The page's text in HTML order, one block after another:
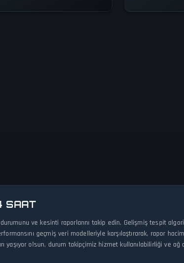
SAAT
ve kesinti raporlarını takip edin. Gelişmiş tespit
geçmiş veri modelleriyle karşılaştırarak, rapor
yaşıyor olsun, durum takipçimiz hizmet kullanılabilirliği ve